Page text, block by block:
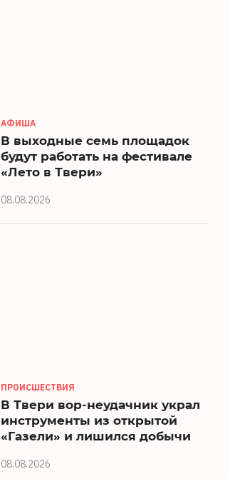
АФИША
В выходные семь площадок
будут работать на фестивале
«Лето в Твери»
08.08.2026
ПРОИСШЕСТВИЯ
В Твери вор-неудачник украл
инструменты из открытой
«Газели» и лишился добычи
08.08.2026